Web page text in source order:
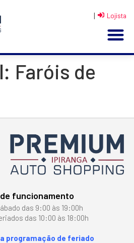
| Lojista
Faróis de
funcionamento
das 9:00 às 19:00h
das 10:00 às 18:00h
programação de feriado